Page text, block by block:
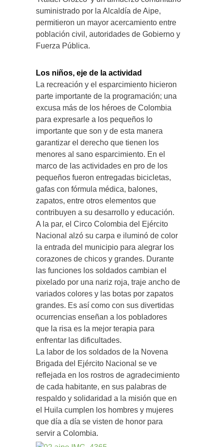
suministrado por la Alcaldía de Aipe,
permitieron un mayor acercamiento entre
población civil, autoridades de Gobierno y
Fuerza Pública.
Los niños, eje de la actividad
La recreación y el esparcimiento hicieron
parte importante de la programación; una
excusa más de los héroes de Colombia
para expresarle a los pequeños lo
importante que son y de esta manera
garantizar el derecho que tienen los
menores al sano esparcimiento. En el
marco de las actividades en pro de los
pequeños fueron entregadas bicicletas,
gafas con fórmula médica, balones,
zapatos, entre otros elementos que
contribuyen a su desarrollo y educación.
A la par, el Circo Colombia del Ejército
Nacional alzó su carpa e iluminó de color
la entrada del municipio para alegrar los
corazones de chicos y grandes. Durante
las funciones los soldados cambian el
pixelado por una nariz roja, traje ancho de
variados colores y las botas por zapatos
grandes. Es así como con sus divertidas
ocurrencias enseñan a los pobladores
que la risa es la mejor terapia para
enfrentar las dificultades.
La labor de los soldados de la Novena
Brigada del Ejército Nacional se ve
reflejada en los rostros de agradecimiento
de cada habitante, en sus palabras de
respaldo y solidaridad a la misión que en
el Huila cumplen los hombres y mujeres
que día a día se visten de honor para
servir a Colombia.